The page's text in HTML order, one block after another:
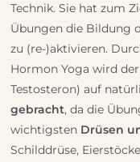
Technik. Sie hat zum
Übungen die Bildung
zu (re-)aktivieren.
Hormon Yoga wird der
Testosteron) auf
gebracht, da die
wichtigsten Drüsen
Schilddrüse,